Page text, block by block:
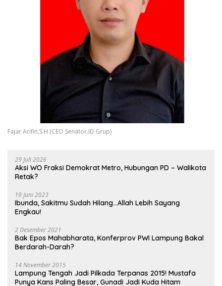
Fajar Arifin,S.H (CEO Senator.ID Grup)
29 Juli 2026
Aksi WO Fraksi Demokrat Metro, Hubungan PD – Walikota
Retak?
19 Juni 2023
Ibunda, Sakitmu Sudah Hilang…Allah Lebih Sayang
Engkau!
2 Desember 2021
Bak Epos Mahabharata, Konferprov PWI Lampung Bakal
Berdarah-Darah?
14 November 2015
Lampung Tengah Jadi Pilkada Terpanas 2015! Mustafa
Punya Kans Paling Besar, Gunadi Jadi Kuda Hitam